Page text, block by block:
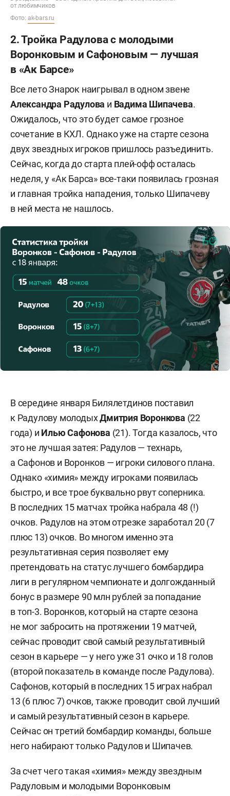
от любимчиков
Фото: ak-bars.ru
2. Тройка Радулова с молодыми
Воронковым и Сафоновым — лучшая
в «Ак Барсе»
Все лето Знарок наигрывал в одном звене
Александра Радулова и Вадима Шипачева.
Ожидалось, что это будет самое грозное
сочетание в КХЛ. Однако уже на старте сезона
двух звездных игроков пришлось разъединить.
Сейчас, когда до старта плей-офф осталась
неделя, у «Ак Барса» все-таки появилась грозная
и главная тройка нападения, только Шипачеву
в ней места не нашлось.
В середине января Билялетдинов поставил
к Радулову молодыхДмитрия Воронкова (22
года) и Илью Сафонова (21). Тогда казалось, что
это не лучшая затея: Радулов — технарь,
а Сафонов и Воронков — игроки силового плана.
Однако «химия» между игроками появилась
быстро, и все трое буквально рвут соперника.
В последних 15 матчах тройка набрала 48 (!)
очков. Радулов на этом отрезке заработал 20 (7
плюс 13) очков. Во многом именно эта
результативная серия позволяет ему
претендовать на статус лучшего бомбардира
лиги в регулярном чемпионате и долгожданный
бонус в размере 90 млн рублей за попадание
в топ-3. Воронков, который на старте сезона
не мог забросить на протяжении 19 матчей,
сейчас проводит свой самый результативный
сезон в карьере — у него уже 31 очко и 18 голов
(второй показатель в команде после Радулова).
Сафонов, который в последних 15 играх набрал
13 (6 плюс 7) очков, также проводит свой лучший
и самый результативный сезон в карьере.
Сейчас он третий бомбардир команды, больше
него набирают только Радулов и Шипачев.
За счет чего такая «химия» между звездным
Радуловым и молодыми Воронковым